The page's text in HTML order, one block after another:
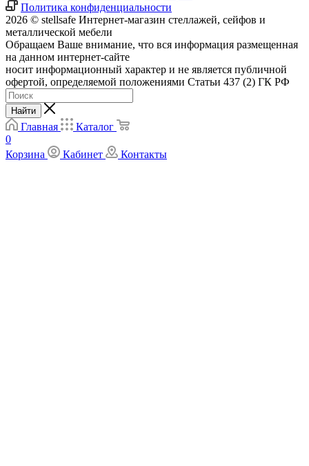
Политика конфиденциальности
2026 © stellsafe Интернет-магазин стеллажей, сейфов и
металлической мебели
Обращаем Ваше внимание, что вся информация размещенная
на данном интернет-сайте
носит информационный характер и не является публичной
офертой, определяемой положениями Статьи 437 (2) ГК РФ
Найти
Главная
Каталог
0
Корзина
Кабинет Контакты